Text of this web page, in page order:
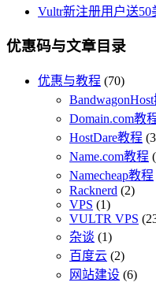
Vultr新注册用户送50
优惠码与文章目录
优惠与教程 (70)
Domain.com教
HostDare教程
Name.com教程
Namecheap教程
Racknerd (2)
VPS (1)
VULTR VPS
杂谈 (1)
百度云 (2)
网站建设 (6)